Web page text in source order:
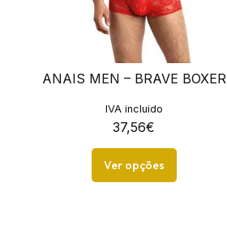
ANAIS MEN – BRAVE BOXER
37,56€
IVA incluido
Ver opções